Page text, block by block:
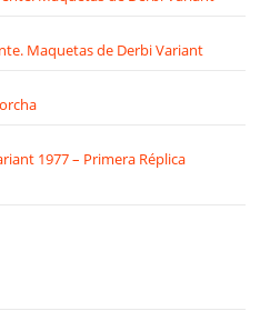
Maquetas de Derbi Variant
1977 – Primera Réplica